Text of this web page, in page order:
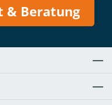
& Beratung